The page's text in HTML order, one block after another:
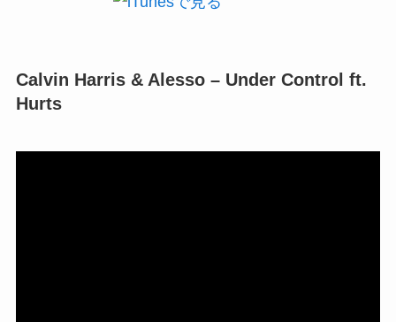
Calvin Harris & Alesso – Under Control ft.
Hurts